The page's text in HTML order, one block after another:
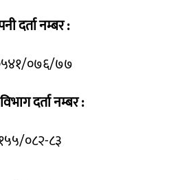
दर्ता नम्बर :
०७६/७७
दर्ता नम्बर :
०८२-८३